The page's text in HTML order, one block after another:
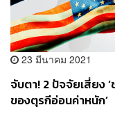
23 มีนาคม 2021
จับตา! 2 ปัจจัยเสี่ยง ‘
ของตุรกีอ่อนค่าหนัก’